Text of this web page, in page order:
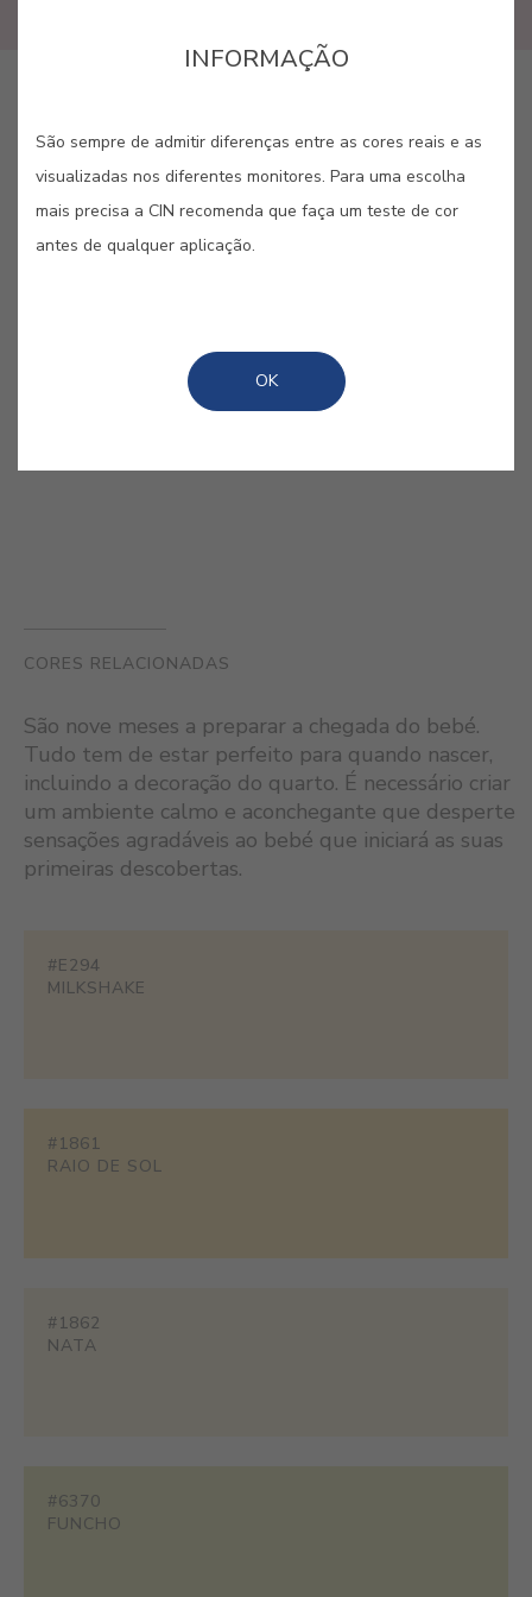
Dê um toque doce, fofo e colorido às
suas paredes. Tal qual um algodão
CORES RELACIONADAS
São nove meses a preparar a chegada do bebé.
Tudo tem de estar perfeito para quando nascer,
incluindo a decoração do quarto. É necessário criar
um ambiente calmo e aconchegante que desperte
sensações agradáveis ao bebé que iniciará as suas
primeiras descobertas.
#E294
MILKSHAKE
#1861
RAIO DE SOL
#1862
NATA
#6370
FUNCHO
INFORMAÇÃO
São sempre de admitir diferenças entre as cores reais e as
visualizadas nos diferentes monitores. Para uma escolha
mais precisa a CIN recomenda que faça um teste de cor
antes de qualquer aplicação.
OK